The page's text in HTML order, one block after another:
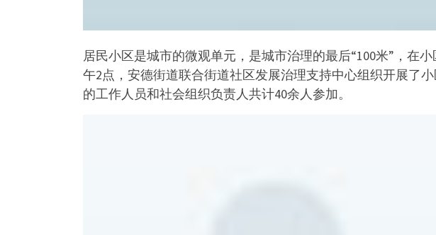
居民小区是城市的微观单元，是城市治理的最后“100米”，在
午2点，安德街道联合街道社区发展治理支持中心组织开展了
的工作人员和社会组织负责人共计40余人参加。